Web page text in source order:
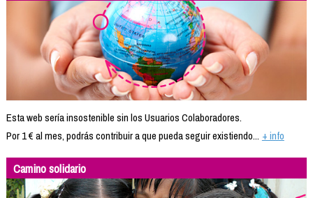
Esta web sería insostenible sin los Usuarios Colaboradores.
Por 1 € al mes, podrás contribuir a que pueda seguir existiendo... + info
Camino solidario